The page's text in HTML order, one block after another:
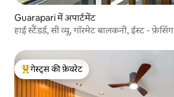
Guarapari में अपार्टमेंट
हाई स्टैंडर्ड, सी व्यू, गॉरमेट बालकनी, ईस्ट - फ़ेसिंग
गेस्ट्स का टॉप फ़ेवरेट
गेस्ट्स की फ़ेवरेट